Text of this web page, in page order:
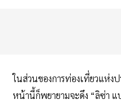
ในส่วนของการท่องเที่ยวแห่
หน้านี้ก็พยายามจะดึง “ลิซ่า แ